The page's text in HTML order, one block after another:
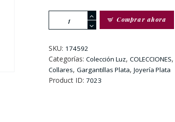
Con
Colgante
Luna
cantidad
Comprar ahora
SKU: 174592
Categorías: Colección Luz, COLECCIONES,
Collares, Gargantillas Plata, Joyería Plata
Product ID: 7023